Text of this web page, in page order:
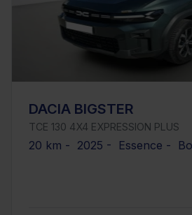
DACIA BIGSTER
TCE 130 4X4 EXPRESSION PLUS
20 km - 2025 - Essence -